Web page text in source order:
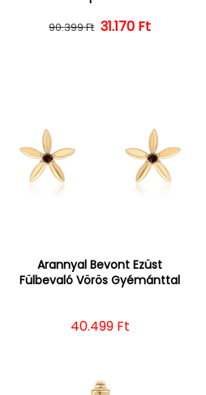
Normál ár
90.399 Ft Kedvezményes ár
31.170 Ft
Arannyal Bevont Ezüst
Fülbevaló Vörös Gyémánttal
Normál ár
40.499 Ft